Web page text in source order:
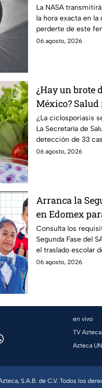
La NASA
la hora exacta en
perderte de este
06 agosto, 2026
¿Hay un brote
México?
casos
¿La ciclosporiasis
La Secretaría de
detección de 33
un brote.
06 agosto, 2026
Arranca la
en Edomex
Fechas clave y
de escuela
Consulta los
Segunda Fase del
el traslado escolar
escolar.
06 agosto, 2026
en vivo
TV Azteca
Azteca
S.A.B. de C.V. Todos los